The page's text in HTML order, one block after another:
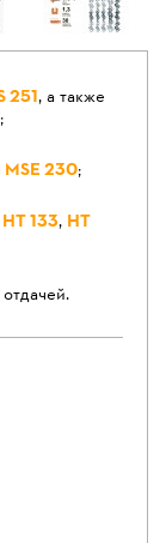
251, а также
;
MSE 230;
НТ 133, НТ